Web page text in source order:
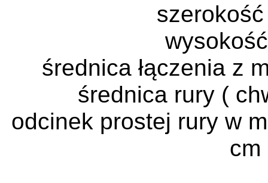
średnica łączenia z
średnica rury (
odcinek prostej rury w
cm